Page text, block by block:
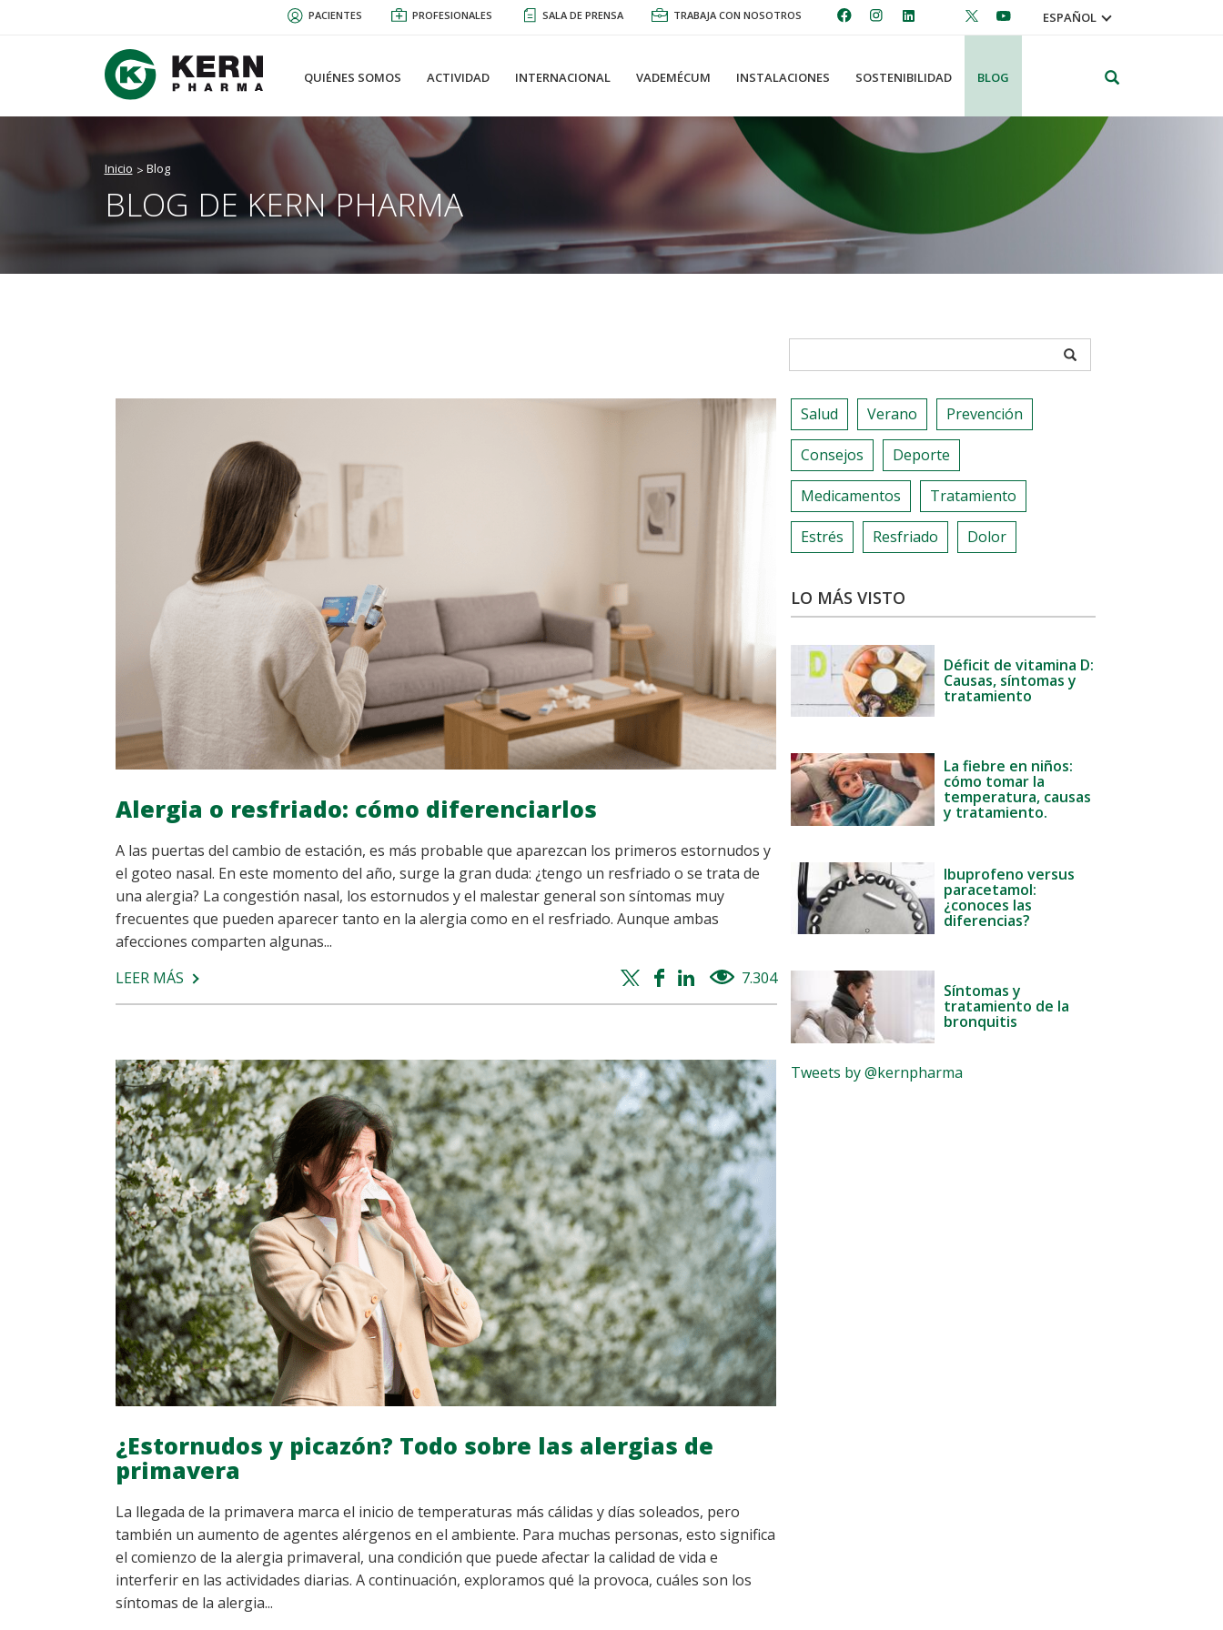
PACIENTES PROFESIONALES SALA DE PRENSA TRABAJA CON NOSOTROS ESPAÑOL
QUIÉNES SOMOS ACTIVIDAD INTERNACIONAL VADEMÉCUM INSTALACIONES SOSTENIBILIDAD BLOG
Inicio Blog
BLOG DE KERN PHARMA
APPLY
Alergia o resfriado: cómo diferenciarlos
A las puertas del cambio de estación, es más probable que aparezcan los primeros estornudos y
el goteo nasal. En este momento del año, surge la gran duda: ¿tengo un resfriado o se trata de
una alergia? La congestión nasal, los estornudos y el malestar general son síntomas muy
frecuentes que pueden aparecer tanto en la alergia como en el resfriado. Aunque ambas
afecciones comparten algunas...
LEER MÁS SOBRE
ALERGIA
CÓMO
DIFERENCIARLOS
Twitter
share
Facebook
share
Whatsapp
share
Linkedin
share
7.304views
¿Estornudos y picazón? Todo sobre las alergias de
primavera
La llegada de la primavera marca el inicio de temperaturas más cálidas y días soleados, pero
también un aumento de agentes alérgenos en el ambiente. Para muchas personas, esto significa
el comienzo de la alergia primaveral, una condición que puede afectar la calidad de vida e
interferir en las actividades diarias. A continuación, exploramos qué la provoca, cuáles son los
síntomas de la alergia...
Salud Verano Prevención
Consejos Deporte
Medicamentos Tratamiento
Estrés Resfriado Dolor
LO MÁS VISTO
Déficit de vitamina D:
Causas, síntomas y
tratamiento
La fiebre en niños:
cómo tomar la
temperatura, causas
y tratamiento.
Ibuprofeno versus
paracetamol:
¿conoces las
diferencias?
Síntomas y
tratamiento de la
bronquitis
Tweets by @kernpharma